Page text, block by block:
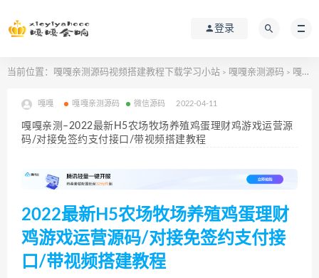
登录
当前位置： 嘎嘎亲测源码视频搭建教程下载学习小站 > 嘎嘎亲测源码 > 嘎嘎亲测–2022最新H5农场牧场养殖鸡蛋理财鸡游戏运营源码/对接免签约支付接口/带视频搭建教程
嘎嘎 嘎嘎亲测源码 微信源码 2022-04-11
嘎嘎亲测–2022最新H5农场牧场养殖鸡蛋理财鸡游戏运营源
码/对接免签约支付接口/带视频搭建教程
2022最新H5农场牧场养殖鸡蛋理财
鸡游戏运营源码/对接免签约支付接
口/带视频搭建教程